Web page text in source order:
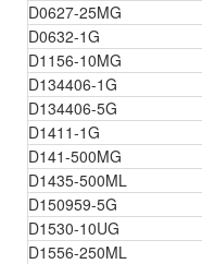
D0627-25MG
D0632-1G
D1156-10MG
D134406-1G
D134406-5G
D1411-1G
D141-500MG
D1435-500ML
D150959-5G
D1530-10UG
D1556-250ML